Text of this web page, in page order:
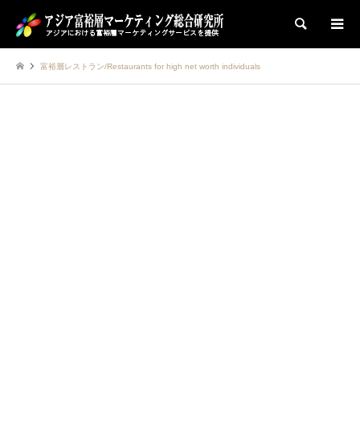
検索
富裕層レストラン/Restaurants for high net worth individuals